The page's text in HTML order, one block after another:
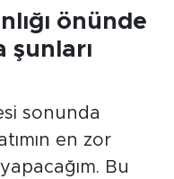
önünde
şunları
sonunda
en zor
Bu